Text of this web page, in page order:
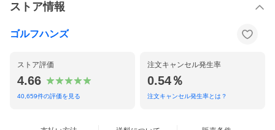
ストア情報
ゴルフハンズ
ストア評価
4.66
40,659件の評価を見る
注文キャンセル発生率
0.54％
注文キャンセル発生率とは？